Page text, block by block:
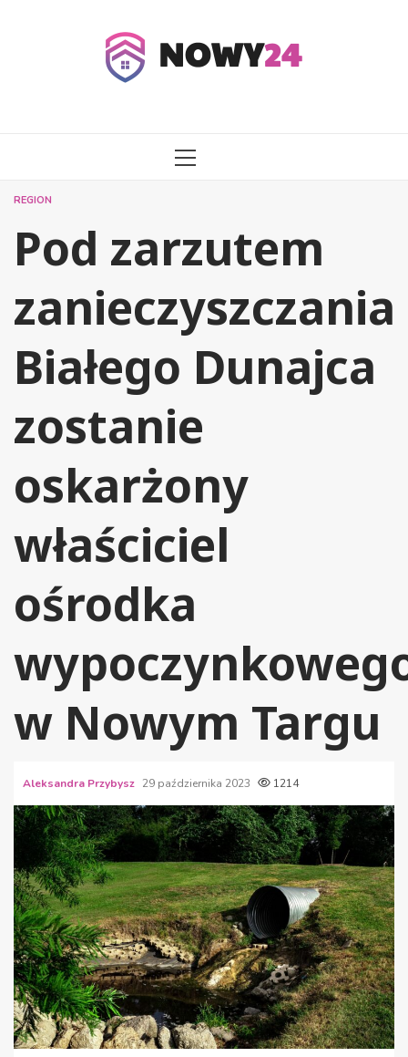
MENU
REGION
Pod zarzutem
zanieczyszczania
Białego Dunajca
zostanie
oskarżony
właściciel
ośrodka
w Nowym Targu
Aleksandra Przybysz 29 października 2023 1214